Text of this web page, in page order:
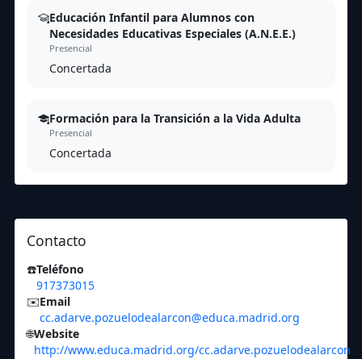
Educación Infantil para Alumnos con
Necesidades Educativas Especiales (A.N.E.E.)
Presencial
Concertada
Formación para la Transición a la Vida Adulta
Presencial
Concertada
Contacto
☎️Teléfono
917373015
✉️Email
cc.adarve.pozuelodealarcon@educa.madrid.org
🌐Website
http://www.educa.madrid.org/cc.adarve.pozuelodealarcon